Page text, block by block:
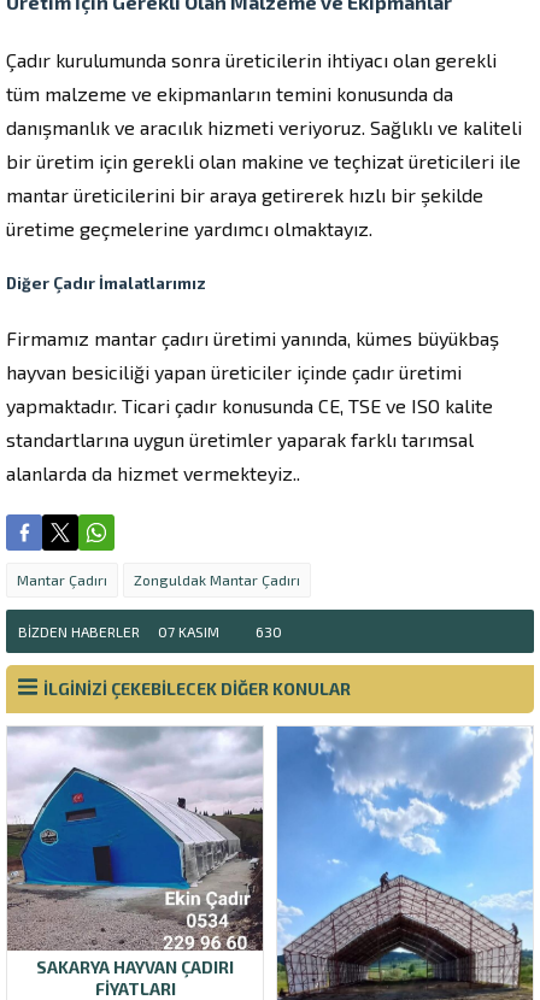
Çadır kurulumunda sonra üreticilerin ihtiyacı olan gerekli
tüm malzeme ve ekipmanların temini konusunda da
danışmanlık ve aracılık hizmeti veriyoruz. Sağlıklı ve kaliteli
bir üretim için gerekli olan makine ve teçhizat üreticileri ile
mantar üreticilerini bir araya getirerek hızlı bir şekilde
üretime geçmelerine yardımcı olmaktayız.
Diğer Çadır İmalatlarımız
Firmamız mantar çadırı üretimi yanında, kümes büyükbaş
hayvan besiciliği yapan üreticiler içinde çadır üretimi
yapmaktadır. Ticari çadır konusunda CE, TSE ve ISO kalite
standartlarına uygun üretimler yaparak farklı tarımsal
alanlarda da hizmet vermekteyiz..
Mantar Çadırı Zonguldak Mantar Çadırı
BIZDEN HABERLER 07 KASIM 630
İLGİNİZİ ÇEKEBİLECEK DİĞER KONULAR
SAKARYA HAYVAN ÇADIRI
FIYATLARI